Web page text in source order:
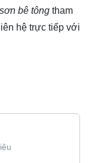
bê tông tham
hệ trực tiếp với